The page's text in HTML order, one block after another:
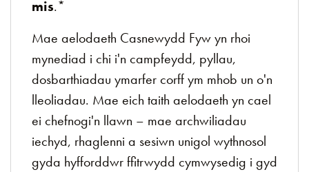
mis.*
Mae aelodaeth Casnewydd Fyw yn rhoi
mynediad i chi i'n campfeydd, pyllau,
dosbarthiadau ymarfer corff ym mhob un o'n
lleoliadau. Mae eich taith aelodaeth yn cael
ei chefnogi'n llawn – mae archwiliadau
iechyd, rhaglenni a sesiwn unigol wythnosol
gyda hyfforddwr ffitrwydd cymwysedig i gyd